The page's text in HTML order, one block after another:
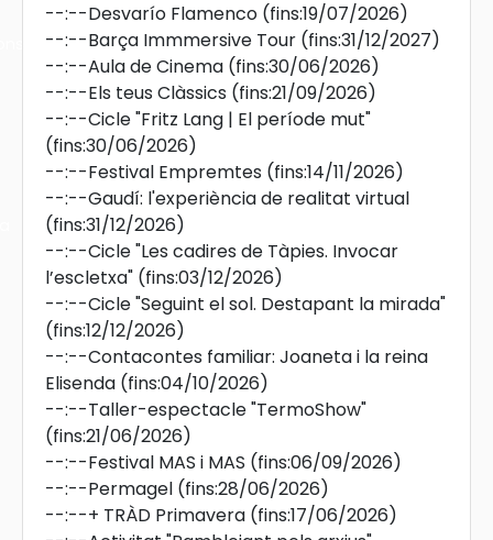
--:--Desvarío Flamenco (fins:19/07/2026)
--:--Barça Immmersive Tour (fins:31/12/2027)
--:--Aula de Cinema (fins:30/06/2026)
--:--Els teus Clàssics (fins:21/09/2026)
--:--Cicle "Fritz Lang | El període mut"
(fins:30/06/2026)
--:--Festival Empremtes (fins:14/11/2026)
--:--Gaudí: l'experiència de realitat virtual
(fins:31/12/2026)
--:--Cicle "Les cadires de Tàpies. Invocar
l’escletxa" (fins:03/12/2026)
--:--Cicle "Seguint el sol. Destapant la mirada"
(fins:12/12/2026)
--:--Contacontes familiar: Joaneta i la reina
Elisenda (fins:04/10/2026)
--:--Taller-espectacle "TermoShow"
(fins:21/06/2026)
--:--Festival MAS i MAS (fins:06/09/2026)
--:--Permagel (fins:28/06/2026)
--:--+ TRÀD Primavera (fins:17/06/2026)